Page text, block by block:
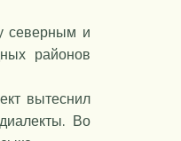
северным и
районов
вытеснил
Во